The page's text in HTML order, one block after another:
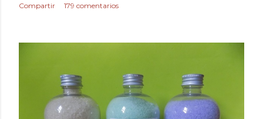
Compartir 179 comentarios